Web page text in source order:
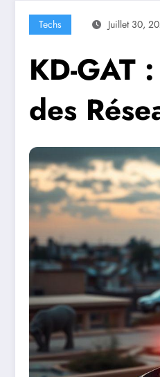
Techs Juillet 30,
KD-GAT
des